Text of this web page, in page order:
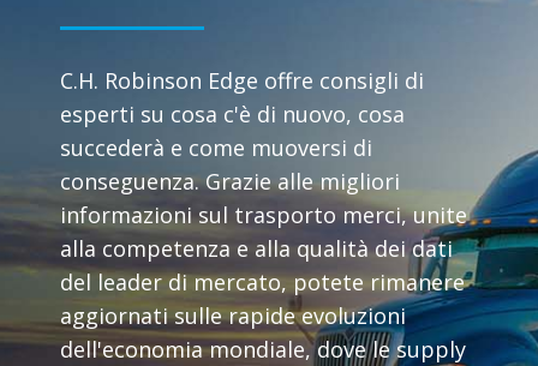
C.H. Robinson Edge offre consigli di
esperti su cosa c'è di nuovo, cosa
succederà e come muoversi di
conseguenza. Grazie alle migliori
informazioni sul trasporto merci, unite
alla competenza e alla qualità dei dati
del leader di mercato, potete rimanere
aggiornati sulle rapide evoluzioni
dell'economia mondiale, dove le supply